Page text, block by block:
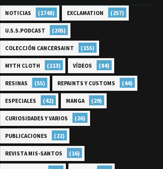
NOTICIAS (1748) EXCLAMATION (257)
U.S.S.PODCAST (205)
COLECCIÓN CANCERSAINT (155)
MYTH CLOTH (113) VÍDEOS (84)
RESINAS (55) REPAINTS Y CUSTOMS (44)
ESPECIALES (42) MANGA (29)
CURIOSIDADES Y VARIOS (26)
PUBLICACIONES (22)
REVISTA MIS-SANTOS (16)